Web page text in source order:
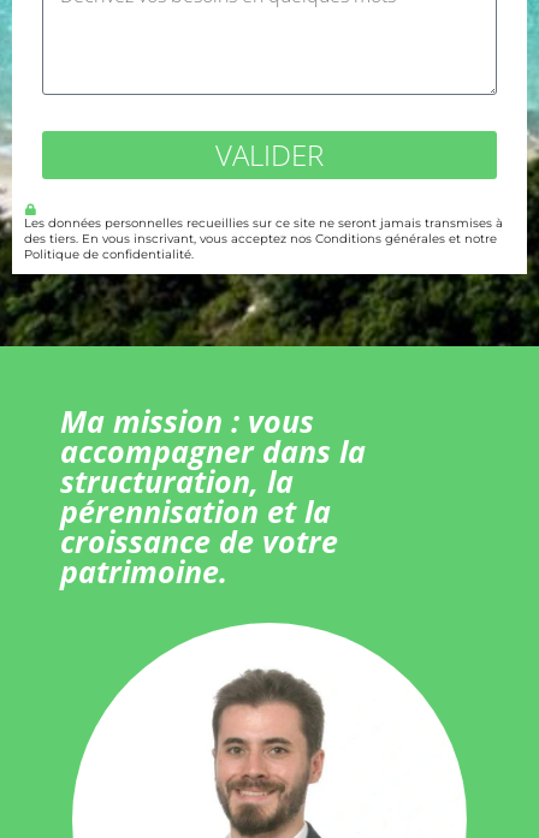
VALIDER
Les données personnelles recueillies sur ce site ne seront jamais transmises à
des tiers. En vous inscrivant, vous acceptez nos Conditions générales et notre
Politique de confidentialité.
Ma mission : vous
accompagner dans la
structuration, la
pérennisation et la
croissance de votre
patrimoine.